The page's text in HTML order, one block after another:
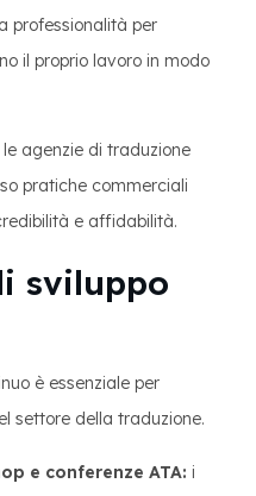
professionalità per
il proprio lavoro in modo
agenzie di traduzione
pratiche commerciali
e affidabilità.
sviluppo
è essenziale per
settore della traduzione.
e conferenze ATA: i